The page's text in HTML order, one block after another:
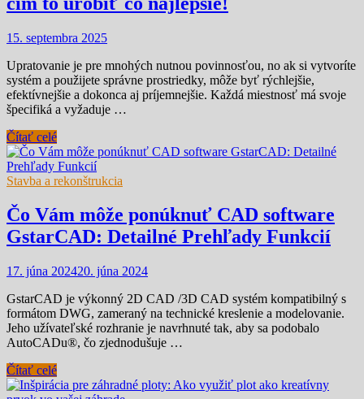
15. septembra 2025
Upratovanie je pre mnohých nutnou povinnosťou, no ak si vytvoríte
systém a použijete správne prostriedky, môže byť rýchlejšie,
efektívnejšie a dokonca aj príjemnejšie. Každá miestnosť má svoje
špecifiká a vyžaduje …
Čítať celé
Stavba a rekonštrukcia
Čo Vám môže ponúknuť CAD software
GstarCAD: Detailné Prehľady Funkcií
17. júna 202420. júna 2024
GstarCAD je výkonný 2D CAD /3D CAD systém kompatibilný s
formátom DWG, zameraný na technické kreslenie a modelovanie.
Jeho užívateľské rozhranie je navrhnuté tak, aby sa podobalo
AutoCADu®, čo zjednodušuje …
Čítať celé